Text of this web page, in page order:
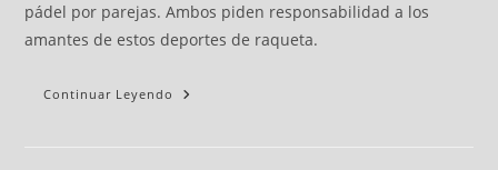
pádel por parejas. Ambos piden responsabilidad a los
amantes de estos deportes de raqueta.
Continuar Leyendo